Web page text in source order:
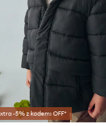
-5% z kodem: OFF*